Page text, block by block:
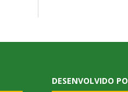
DESENVOLVIDO